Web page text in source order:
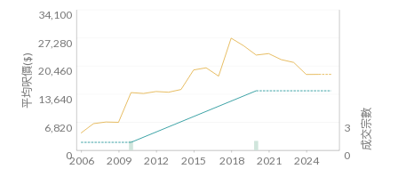
3
0
2006 2009 2012 2015 2018 2021 2024
成交宗數
34,100
27,280
20,460
13,640
6,820
0
平均呎價($)